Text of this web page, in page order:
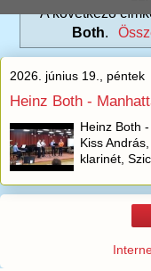
A következő
Both.
2026. június 19., péntek
Heinz Both -
Heinz Both
Kiss
klarinét,